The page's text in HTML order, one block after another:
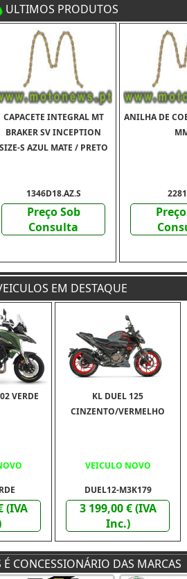
ULTIMOS PRODUTOS
CAPACETE INTEGRAL MT
BRAKER SV INCEPTION
SIZE-S AZUL MATE / PRETO
1346D18.AZ.S
Preço Sob
Consulta
ANILHA DE
EM DESTAQUE
VERDE
(IVA
KL DUEL 125
CINZENTO/VERMELHO
VEICULO NOVO
DUEL12-M3K179
3 199,00 € (IVA
Inc.)
CONCESSIONÁRIO DAS MARCAS